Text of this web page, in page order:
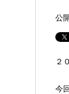
公
２
今